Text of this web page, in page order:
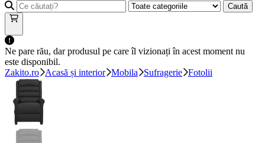
Caută
Ne pare rău, dar produsul pe care îl vizionați în acest moment nu
este disponibil.
Zakito.ro
Acasă și interior Mobila Sufragerie Fotolii